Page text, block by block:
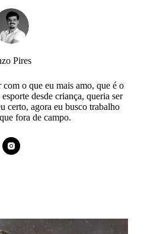
Pires
o que eu mais amo, que é o
desde criança, queria ser
certo, agora eu busco trabalho
fora de campo.